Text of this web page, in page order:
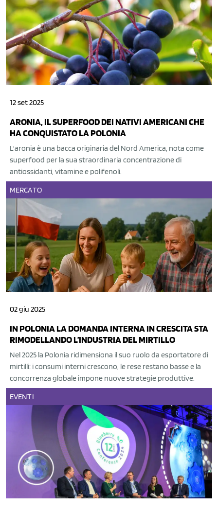
12 set 2025
ARONIA, IL SUPERFOOD DEI NATIVI AMERICANI CHE
HA CONQUISTATO LA POLONIA
L'aronia è una bacca originaria del Nord America, nota come
superfood per la sua straordinaria concentrazione di
antiossidanti, vitamine e polifenoli.
MERCATO
02 giu 2025
IN POLONIA LA DOMANDA INTERNA IN CRESCITA STA
RIMODELLANDO L’INDUSTRIA DEL MIRTILLO
Nel 2025 la Polonia ridimensiona il suo ruolo da esportatore di
mirtilli: i consumi interni crescono, le rese restano basse e la
concorrenza globale impone nuove strategie produttive.
EVENTI